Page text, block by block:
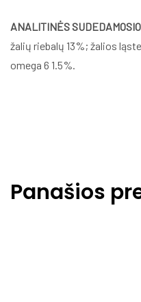
ANALITINĖS
žalių riebalų 13%; žalios
omega 6 1.5%.
Panašios